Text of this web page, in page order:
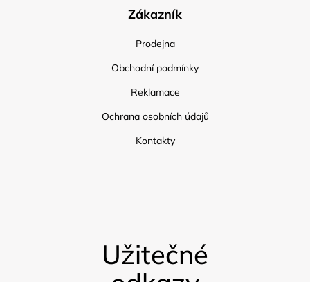
Zákazník
Prodejna
Obchodní podmínky
Reklamace
Ochrana osobních údajů
Kontakty
Užitečné